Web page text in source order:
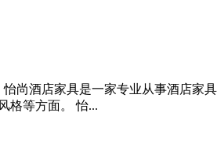
尚酒店家具是一家专业从事酒店家
格等方面。 怡...